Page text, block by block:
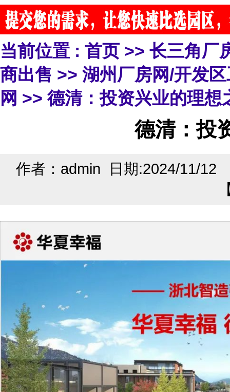
当前位置 : 首页 >> 长三角厂
商出售 >> 湖州厂房网/开发
网 >> 德清：投资兴业的理想
德清：投
作者：admin 日期:2024/11/